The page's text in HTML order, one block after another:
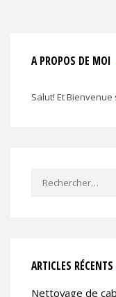
A PROPOS DE MOI
Salut! Et
Rechercher :
ARTICLES RÉCENTS
Nettoyage de